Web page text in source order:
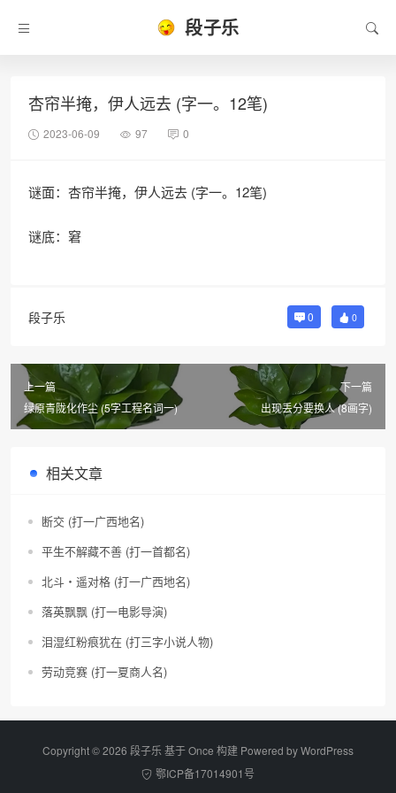
段子乐
杏帘半掩，伊人远去 (字一。12笔)
2023-06-09 97 0
谜面：杏帘半掩，伊人远去 (字一。12笔)
谜底：窘
段子乐 0 0
上一篇
绿原青陇化作尘 (5字工程名词一)
下一篇
出现丢分要换人 (8画字)
相关文章
断交 (打一广西地名)
平生不解藏不善 (打一首都名)
北斗・遥对格 (打一广西地名)
落英飘飘 (打一电影导演)
泪湿红粉痕犹在 (打三字小说人物)
劳动竞赛 (打一夏商人名)
Copyright © 2026 段子乐 基于 Once 构建 Powered byWordPress
鄂ICP备17014901号